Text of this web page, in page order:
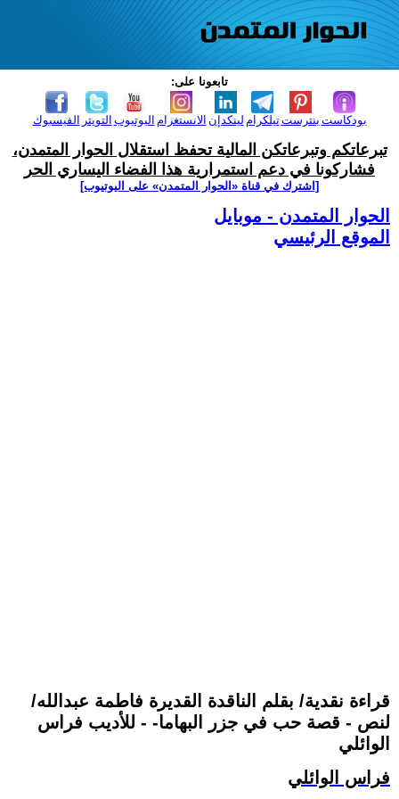
تابعونا على:
الفيسبوك التويتر اليوتيوب الانستغرام لينكدإن تيلكرامبنترست بودكاست
تبرعاتكم وتبرعاتكن المالية تحفظ استقلال الحوار المتمدن،
فشاركونا في دعم استمرارية هذا الفضاء اليساري الحر
[اشترك في قناة ‫«الحوار المتمدن» على اليوتيوب]
الحوار المتمدن - موبايل
الموقع الرئيسي
قراءة نقدية/ بقلم الناقدة القديرة فاطمة عبدالله/
لنص - قصة حب في جزر البهاما- - للأديب فراس
الوائلي
فراس الوائلي